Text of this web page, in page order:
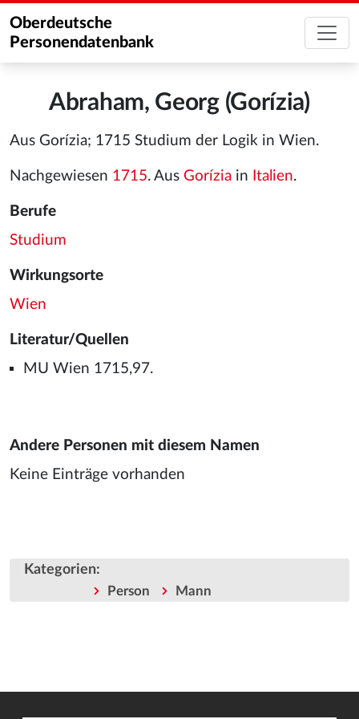
Oberdeutsche
Personendatenbank
Abraham, Georg (Gorízia)
Aus Gorízia; 1715 Studium der Logik in Wien.
Nachgewiesen 1715. Aus Gorízia in Italien.
Berufe
Studium
Wirkungsorte
Wien
Literatur/Quellen
MU Wien 1715,97.
Andere Personen mit diesem Namen
Keine Einträge vorhanden
Kategorien:
Person Mann